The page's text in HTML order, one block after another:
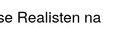
Realisten na